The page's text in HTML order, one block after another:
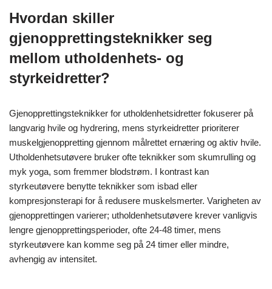
Hvordan skiller
gjenopprettingsteknikker seg
mellom utholdenhets- og
styrkeidretter?
Gjenopprettingsteknikker for utholdenhetsidretter fokuserer på
langvarig hvile og hydrering, mens styrkeidretter prioriterer
muskelgjenoppretting gjennom målrettet ernæring og aktiv hvile.
Utholdenhetsutøvere bruker ofte teknikker som skumrulling og
myk yoga, som fremmer blodstrøm. I kontrast kan
styrkeutøvere benytte teknikker som isbad eller
kompresjonsterapi for å redusere muskelsmerter. Varigheten av
gjenopprettingen varierer; utholdenhetsutøvere krever vanligvis
lengre gjenopprettingsperioder, ofte 24-48 timer, mens
styrkeutøvere kan komme seg på 24 timer eller mindre,
avhengig av intensitet.